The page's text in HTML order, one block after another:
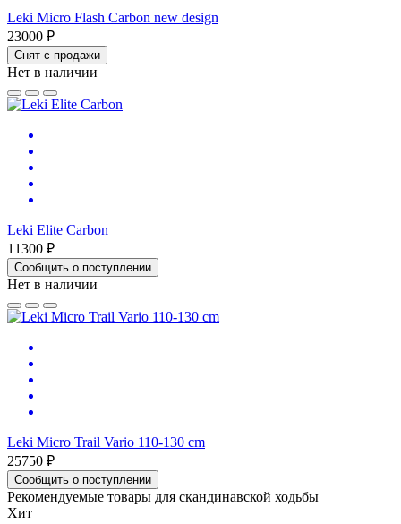
Leki Micro Flash Carbon new design
23000 ₽
Снят с продажи
Нет в наличии
Leki Elite Carbon
11300 ₽
Сообщить о поступлении
Нет в наличии
Leki Micro Trail Vario 110-130 cm
25750 ₽
Сообщить о поступлении
Рекомендуемые товары для скандинавской ходьбы
Хит